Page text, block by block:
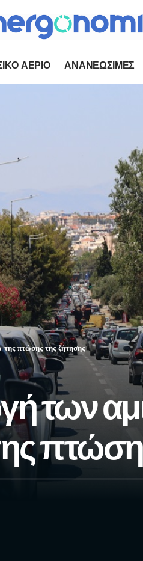
ΑΕΡΙΟ ΑΝΑΝΕΩΣΙΜΕΣ
πτώσης της ζήτησης
των